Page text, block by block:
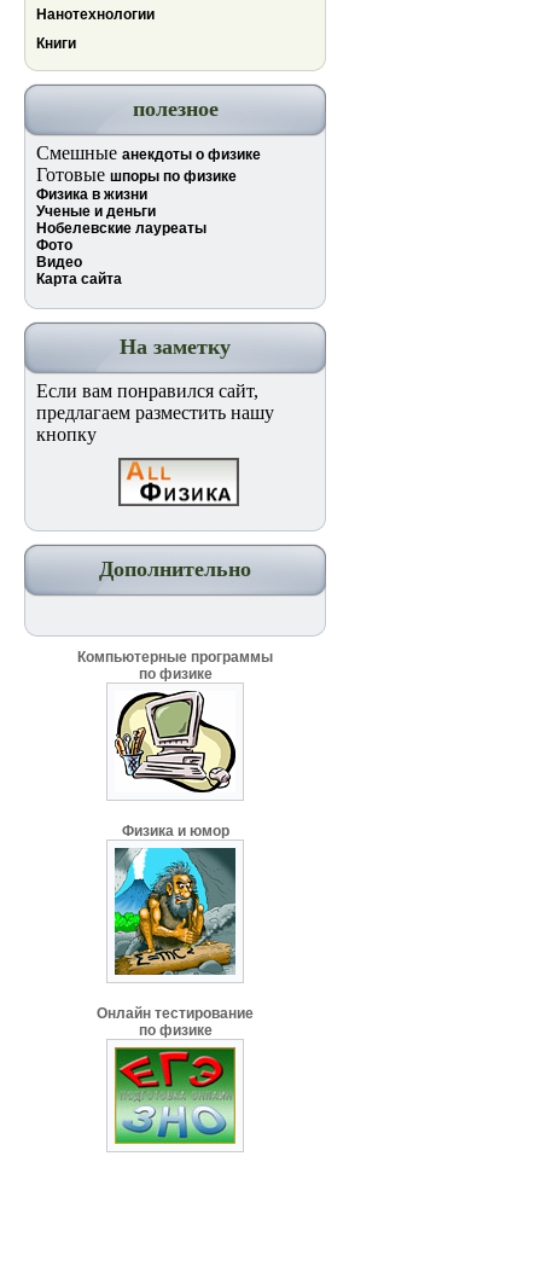
Нанотехнологии
Книги
полезное
Смешные анекдоты о физике
Готовые шпоры по физике
Физика в жизни
Ученые и деньги
Нобелевские лауреаты
Фото
Видео
Карта сайта
На заметку
Если вам понравился сайт,
предлагаем разместить нашу
кнопку
Дополнительно
Компьютерные программы
по физике
Физика и юмор
Онлайн тестирование
по физике